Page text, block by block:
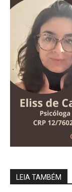
LEIA TAMBÉM